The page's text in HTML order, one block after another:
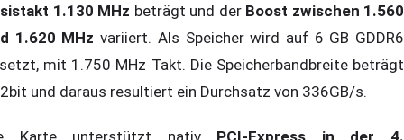
1.130 MHz beträgt und der Boost zwischen 1.560
1.620 MHz variiert. Als Speicher wird auf 6 GB GDDR6
mit 1.750 MHz Takt. Die Speicherbandbreite beträgt
und daraus resultiert ein Durchsatz von 336GB/s.